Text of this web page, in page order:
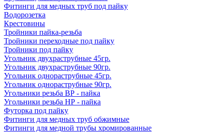
Фитинги для медных труб под пайку
Водорозетка
Крестовины
Тройники пайка-резьба
Тройники переходные под пайку
Тройники под пайку
Угольник двухраструбные 45гр.
Угольник двухраструбные 90гр.
Угольник однораструбные 45гр.
Угольник однораструбные 90гр.
Угольники резьба ВР - пайка
Угольники резьба НР - пайка
Футорка под пайку
Фитинги для медных труб обжимные
Фитинги для медной трубы хромированные